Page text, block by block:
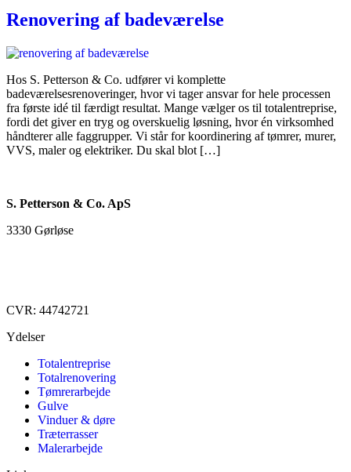
Renovering af badeværelse
Hos S. Petterson & Co. udfører vi komplette
badeværelsesrenoveringer, hvor vi tager ansvar for hele processen
fra første idé til færdigt resultat. Mange vælger os til totalentreprise,
fordi det giver en tryg og overskuelig løsning, hvor én virksomhed
håndterer alle faggrupper. Vi står for koordinering af tømrer, murer,
VVS, maler og elektriker. Du skal blot […]
S. Petterson & Co. ApS
3330 Gørløse
CVR: 44742721
Ydelser
Totalentreprise
Totalrenovering
Tømrerarbejde
Gulve
Vinduer & døre
Træterrasser
Malerarbejde